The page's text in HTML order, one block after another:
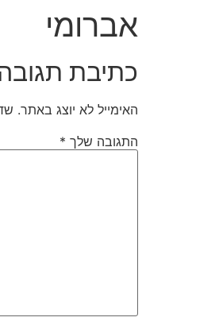
אברומי
כתיבת
האימייל לא יוצג באתר.
התגובה שלך *